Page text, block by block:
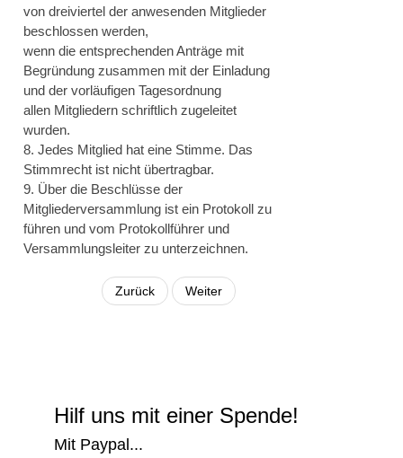
von dreiviertel der anwesenden Mitglieder
beschlossen werden,
wenn die entsprechenden Anträge mit
Begründung zusammen mit der Einladung
und der vorläufigen Tagesordnung
allen Mitgliedern schriftlich zugeleitet
wurden.
8. Jedes Mitglied hat eine Stimme. Das
Stimmrecht ist nicht übertragbar.
9. Über die Beschlüsse der
Mitgliederversammlung ist ein Protokoll zu
führen und vom Protokollführer und
Versammlungsleiter zu unterzeichnen.
Zurück Weiter
Hilf uns mit einer Spende!
Mit Paypal...